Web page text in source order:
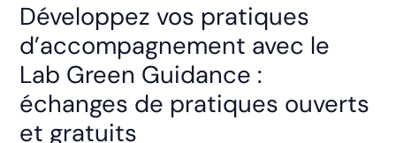
Développez vos pratiques
d’accompagnement avec le
Lab Green Guidance :
échanges de pratiques ouverts
et gratuits